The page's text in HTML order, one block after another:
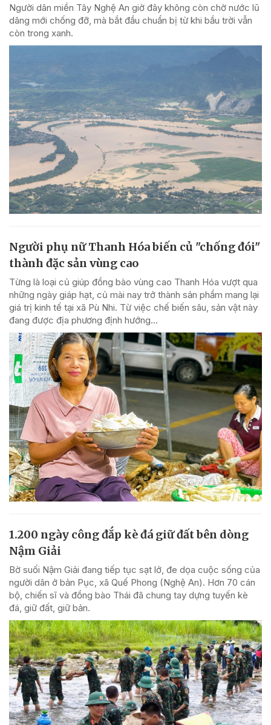
Người dân miền Tây Nghệ An giờ đây không còn chờ nước lũ
dâng mới chống đỡ, mà bắt đầu chuẩn bị từ khi bầu trời vẫn
còn trong xanh.
Người phụ nữ Thanh Hóa biến củ "chống đói"
thành đặc sản vùng cao
Từng là loại củ giúp đồng bào vùng cao Thanh Hóa vượt qua
những ngày giáp hạt, củ mài nay trở thành sản phẩm mang lại
giá trị kinh tế tại xã Pù Nhi. Từ việc chế biến sâu, sản vật này
đang được địa phương định hướng...
1.200 ngày công đắp kè đá giữ đất bên dòng
Nậm Giải
Bờ suối Nậm Giải đang tiếp tục sạt lở, đe dọa cuộc sống của
người dân ở bản Pục, xã Quế Phong (Nghệ An). Hơn 70 cán
bộ, chiến sĩ và đồng bào Thái đã chung tay dựng tuyến kè
đá, giữ đất, giữ bản.